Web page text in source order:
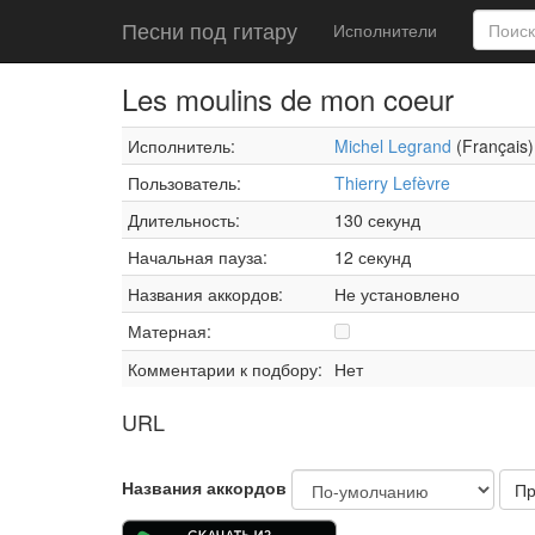
Песни под гитару Исполнители
Les moulins de mon coeur
Исполнитель: Michel Legrand (Français)
Пользователь:
Thierry Lefèvre
Длительность:
130 секунд
Начальная пауза:
12 секунд
Названия аккордов:
Не установлено
Матерная:
Комментарии к подбору: Нет
URL
Названия аккордов